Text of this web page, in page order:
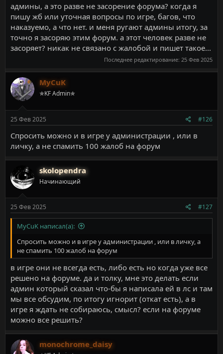
админы, а это разве не засорение форума? когда я
пишу жб или уточная вопросы по игре, багов, что
наказуемо, а что нет. и меня ругают админы итогу, за
точно я засоряю этим форум. а этот человек разве не
засоряет? никак не связано с жалобой и пишет такое...
Последнее редактирование: 25 Фев 2025
MyCuK
✯KF Admin✯
25 Фев 2025 #126
Спросить можно и в игре у администрации , или в
личку, а не спамить 100 жалоб на форум
skolopendra
Начинающий
25 Фев 2025 #127
MyCuK написал(а):
Спросить можно и в игре у администрации , или в личку, а
не спамить 100 жалоб на форум
в игре они не всегда есть, либо есть но когда уже все
решено на форуме. да и толку, мне это делать если
админ который сказал что-бы я написала ей в лс и там
мы все обсудим, по итогу игнорит (откат есть), а в
игре я ждать не собираюсь, смысл? если на форуме
можно все решить?
monochrome_daisy